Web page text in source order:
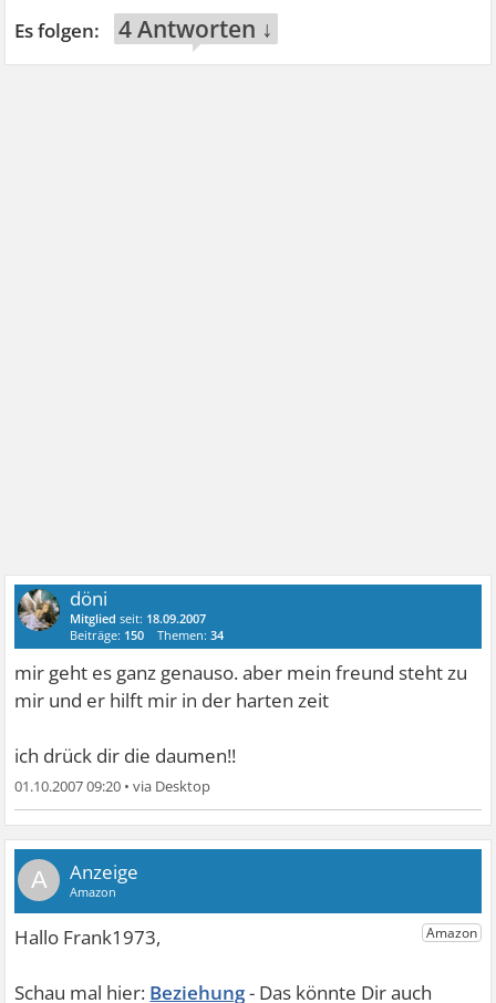
4 Antworten ↓
döni
Mitglied seit: 18.09.2007
Beiträge: 150 Themen:34
mir geht es ganz genauso. aber mein freund steht zu
mir und er hilft mir in der harten zeit
ich drück dir die daumen!!
01.10.2007 09:20 •
A
Beziehung